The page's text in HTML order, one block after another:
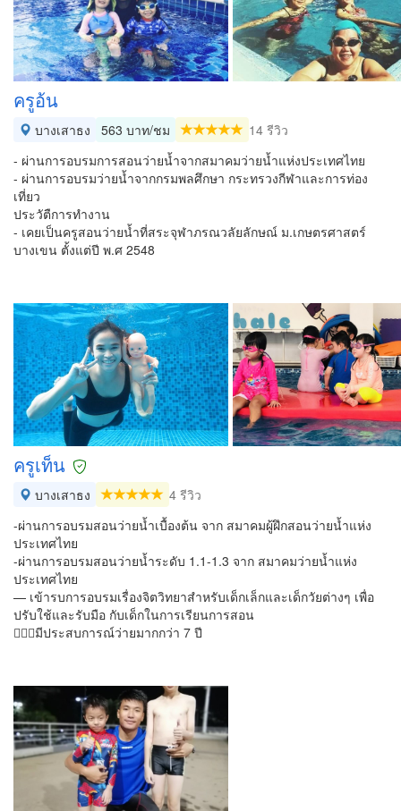
ครูอ้น
บางเสาธง 563 บาท/ชม
14 รีวิว
- ผ่านการอบรมการสอนว่ายน้ำจากสมาคมว่ายน้ำแห่งประเทศไทย
- ผ่านการอบรมว่ายน้ำจากกรมพลศึกษา กระทรวงกีฬาและการท่อง
เที่ยว
ประวัตืการทำงาน
- เคยเป็นครูสอนว่ายน้ำที่สระจุฬาภรณวลัยลักษณ์ ม.เกษตรศาสตร์
บางเขน ตั้งแต่ปี พ.ศ 2548
ครูเท็น
บางเสาธง
4 รีวิว
-ผ่านการอบรมสอนว่ายน้ำเบื้องต้น จาก สมาคมผู้ฝึกสอนว่ายน้ำแห่ง
ประเทศไทย
-ผ่านการอบรมสอนว่ายน้ำระดับ 1.1-1.3 จาก สมาคมว่ายน้ำแห่ง
ประเทศไทย
— เข้ารบการอบรมเรื่องจิตวิทยาสำหรับเด็กเล็กและเด็กวัยต่างๆ เพื่อ
ปรับใช้และรับมือ กับเด็กในการเรียนการสอน
🏊🏻‍♀️มีประสบการณ์ว่ายมากกว่า 7 ปี